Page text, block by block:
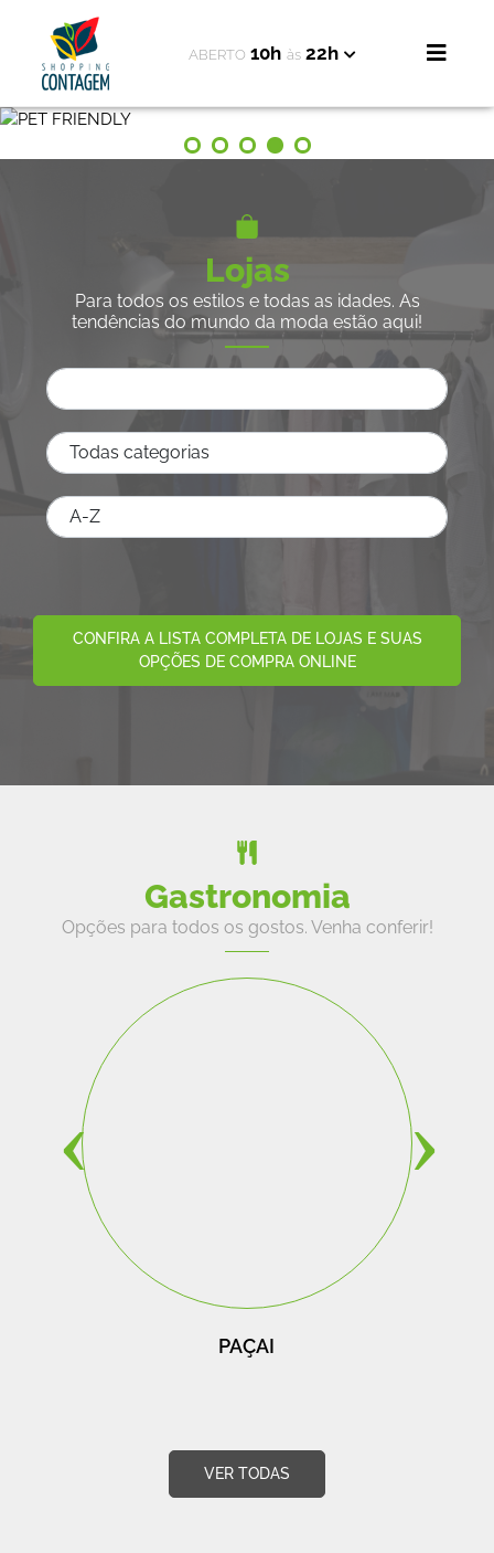
ABERTO 10h às 22h
Lojas
Para todos os estilos e todas as idades. As
tendências do mundo da moda estão aqui!
CONFIRA A LISTA COMPLETA DE LOJAS E SUAS
OPÇÕES DE COMPRA ONLINE
Gastronomia
Opções para todos os gostos. Venha conferir!
PAÇAI
‹ ›
VER TODAS